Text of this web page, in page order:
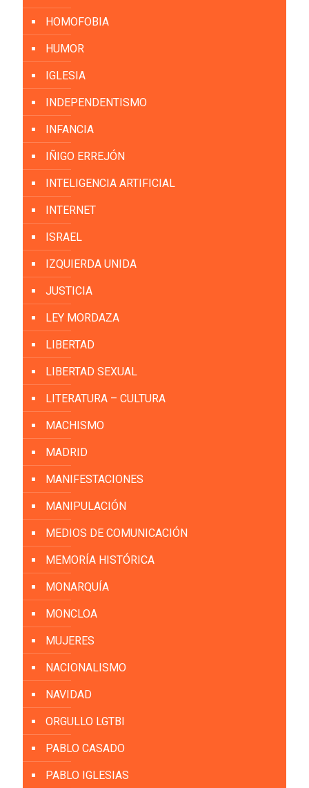
HOMOFOBIA
HUMOR
IGLESIA
INDEPENDENTISMO
INFANCIA
IÑIGO ERREJÓN
INTELIGENCIA ARTIFICIAL
INTERNET
ISRAEL
IZQUIERDA UNIDA
JUSTICIA
LEY MORDAZA
LIBERTAD
LIBERTAD SEXUAL
LITERATURA – CULTURA
MACHISMO
MADRID
MANIFESTACIONES
MANIPULACIÓN
MEDIOS DE COMUNICACIÓN
MEMORÍA HISTÓRICA
MONARQUÍA
MONCLOA
MUJERES
NACIONALISMO
NAVIDAD
ORGULLO LGTBI
PABLO CASADO
PABLO IGLESIAS